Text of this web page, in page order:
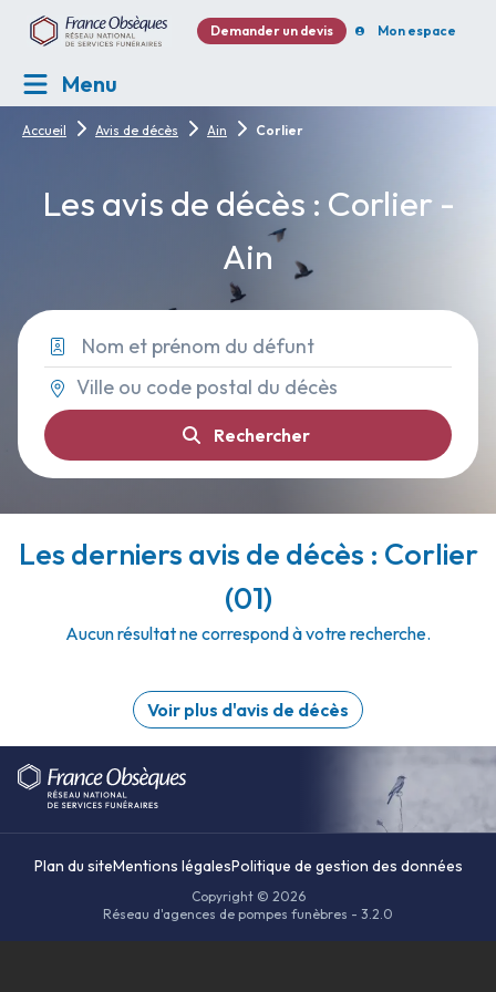
Demander un devis Mon espace
Menu
Accueil Avis de décès Ain Corlier
Les avis de décès : Corlier -
Ain
Rechercher
Les derniers avis de décès : Corlier
(01)
Aucun résultat ne correspond à votre recherche.
Voir plus d'avis de décès
Plan du siteMentions légalesPolitique de gestion des données
Copyright © 2026
Réseau d'agences de pompes funèbres - 3.2.0